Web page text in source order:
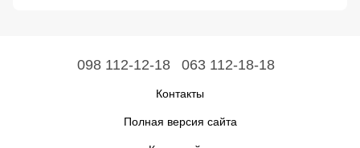
098 112-12-18 063 112-18-18
Контакты
Полная версия сайта